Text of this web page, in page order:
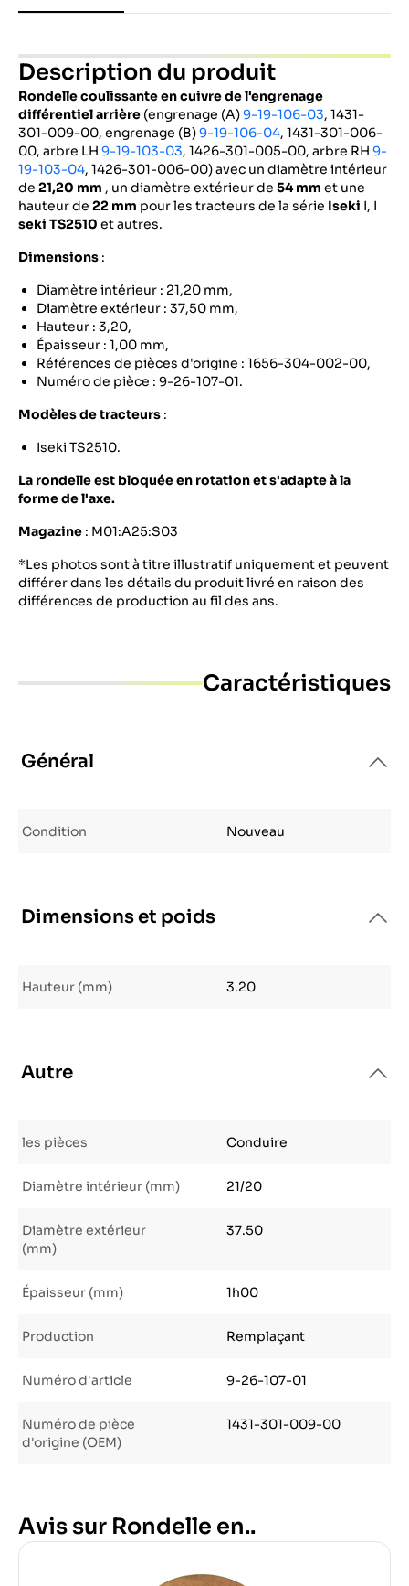
Description du produit
Rondelle coulissante en cuivre de l'engrenage
différentiel arrière (engrenage (A)9-19-106-03, 1431-
301-009-00, engrenage (B)9-19-106-04, 1431-301-006-
00, arbre LH 9-19-103-03, 1426-301-005-00, arbre RH 9-
19-103-04, 1426-301-006-00) avec un diamètre intérieur
de 21,20 mm , un diamètre extérieur de 54 mm et une
hauteur de 22 mm pour les tracteurs de la série Iseki I, I
seki TS2510 et autres.
Dimensions :
Diamètre intérieur : 21,20 mm,
Diamètre extérieur : 37,50 mm,
Hauteur : 3,20,
Épaisseur : 1,00 mm,
Références de pièces d'origine : 1656-304-002-00,
Numéro de pièce : 9-26-107-01.
Modèles de tracteurs :
Iseki TS2510.
La rondelle est bloquée en rotation et s'adapte à la
forme de l'axe.
Magazine : M01:A25:S03
*Les photos sont à titre illustratif uniquement et peuvent
différer dans les détails du produit livré en raison des
différences de production au fil des ans.
Caractéristiques
Général
Condition Nouveau
Dimensions et poids
Hauteur (mm) 3.20
Autre
les pièces Conduire
Diamètre intérieur (mm) 21/20
Diamètre extérieur
(mm)
37.50
Épaisseur (mm) 1h00
Production Remplaçant
Numéro d'article 9-26-107-01
Numéro de pièce
d'origine (OEM)
1431-301-009-00
Avis sur Rondelle en..